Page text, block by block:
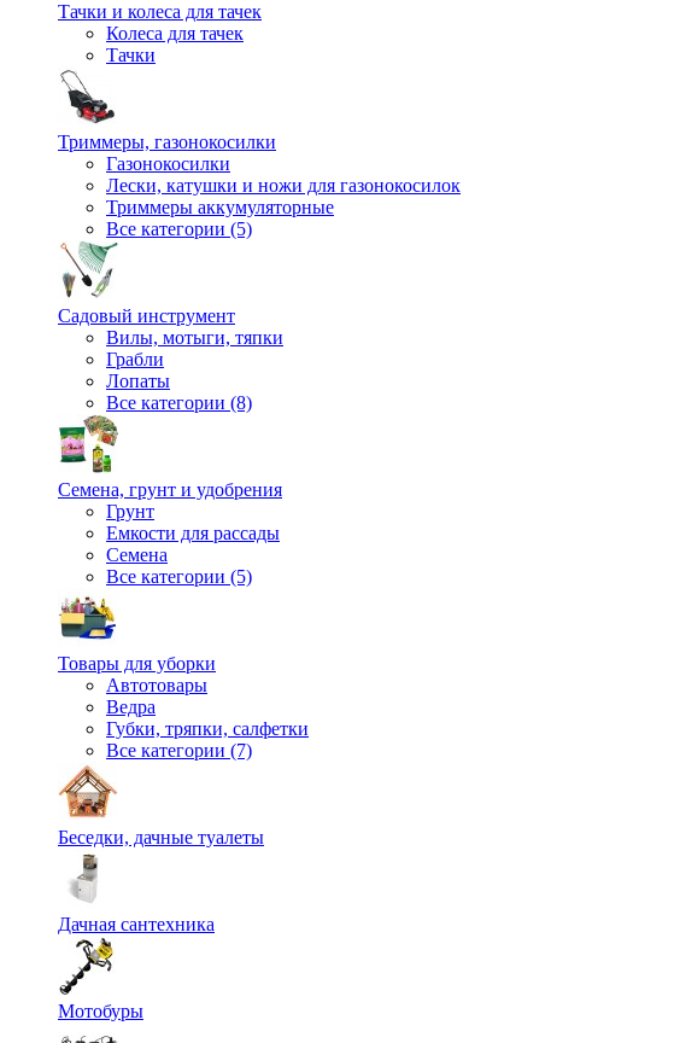
Тачки и колеса для тачек
Колеса для тачек
Тачки
Триммеры, газонокосилки
Газонокосилки
Лески, катушки и ножи для газонокосилок
Триммеры аккумуляторные
Все категории (5)
Садовый инструмент
Вилы, мотыги, тяпки
Грабли
Лопаты
Все категории (8)
Семена, грунт и удобрения
Грунт
Емкости для рассады
Семена
Все категории (5)
Товары для уборки
Автотовары
Ведра
Губки, тряпки, салфетки
Все категории (7)
Беседки, дачные туалеты
Дачная сантехника
Мотобуры